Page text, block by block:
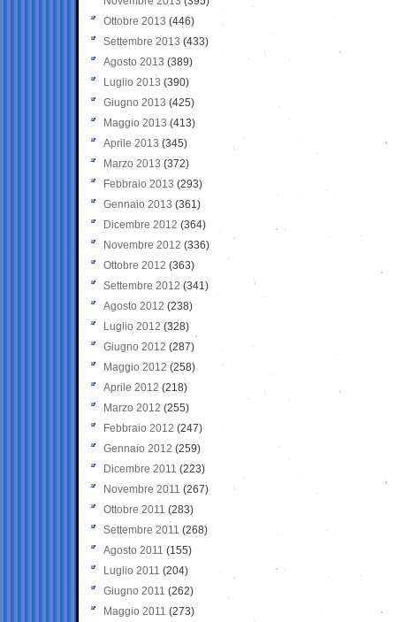
Ottobre 2013 (446)
Settembre 2013 (433)
Agosto 2013 (389)
Luglio 2013 (390)
Giugno 2013 (425)
Maggio 2013 (413)
Aprile 2013 (345)
Marzo 2013 (372)
Febbraio 2013 (293)
Gennaio 2013 (361)
Dicembre 2012 (364)
Novembre 2012 (336)
Ottobre 2012 (363)
Settembre 2012 (341)
Agosto 2012 (238)
Luglio 2012 (328)
Giugno 2012 (287)
Maggio 2012 (258)
Aprile 2012 (218)
Marzo 2012 (255)
Febbraio 2012 (247)
Gennaio 2012 (259)
Dicembre 2011 (223)
Novembre 2011 (267)
Ottobre 2011 (283)
Settembre 2011 (268)
Agosto 2011 (155)
Luglio 2011 (204)
Giugno 2011 (262)
Maggio 2011 (273)